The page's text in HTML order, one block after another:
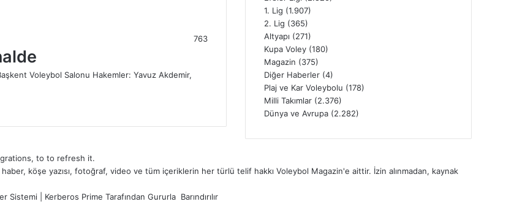
763
Voleybol Salonu Hakemler: Yavuz Akdemir,
1. Lig (1.907)
2. Lig (365)
Altyapı (271)
Kupa Voley (180)
Magazin (375)
Diğer Haberler (4)
Plaj ve Kar Voleybolu (178)
Milli Takımlar (2.376)
Dünya ve Avrupa (2.282)
to to refresh it.
köşe yazısı, fotoğraf, video ve tüm içeriklerin her türlü telif hakkı Voleybol Magazin'e aittir. İzin alınmadan, kaynak
Sistemi Kerberos Prime Tarafından Gururla Barındırılır